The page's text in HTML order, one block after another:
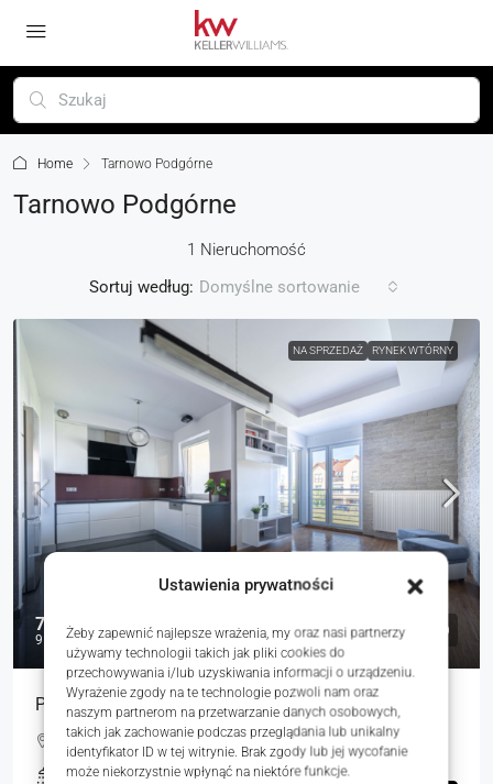
Ustawienia prywatności
Żeby zapewnić najlepsze wrażenia, my oraz nasi partnerzy
używamy technologii takich jak pliki cookies do
przechowywania i/lub uzyskiwania informacji o urządzeniu.
Wyrażenie zgody na te technologie pozwoli nam oraz
naszym partnerom na przetwarzanie danych osobowych,
takich jak zachowanie podczas przeglądania lub unikalny
identyfikator ID w tej witrynie. Brak zgody lub jej wycofanie
może niekorzystnie wpłynąć na niektóre funkcje.
Home Tarnowo Podgórne
Tarnowo Podgórne
1 Nieruchomość
Sortuj według: Domyślne sortowanie
NA SPRZEDAŻ RYNEK WTÓRNY
715 000 zł
9 931 zł
Przestronne 3 pokoje z 2 loggiami | Tarnowo Podgór
Chabrowa, Tarnowo Podgórne, Polska
1 72.00 m²